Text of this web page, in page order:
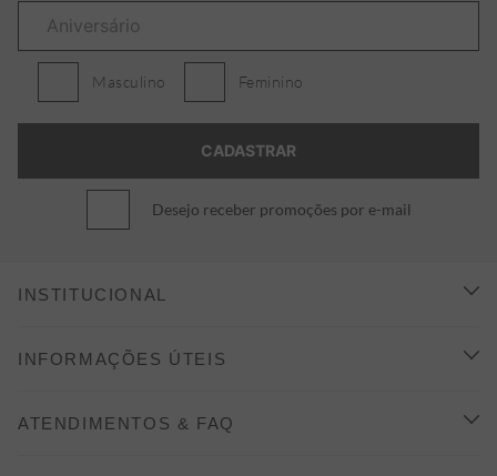
Masculino Feminino
Desejo receber promoções por e-mail
INSTITUCIONAL
CONHEÇA A ALEATORY
INFORMAÇÕES ÚTEIS
ATENDIMENTOS & FAQ